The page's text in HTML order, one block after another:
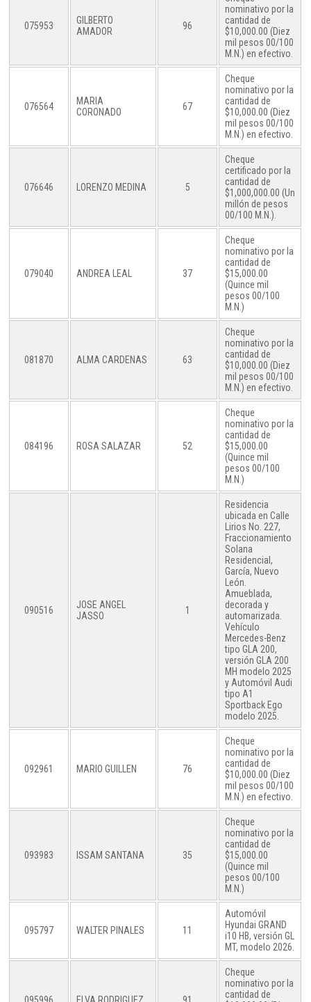
075953
GILBERTO
AMADOR
96
nominativo por la
cantidad de
$10,000.00 (Diez
mil pesos 00/100
M.N.) en efectivo.
076564
MARIA
CORONADO
67
Cheque
nominativo por la
cantidad de
$10,000.00 (Diez
mil pesos 00/100
M.N.) en efectivo.
076646 LORENZO MEDINA 5
Cheque
certificado por la
cantidad de
$1,000,000.00 (Un
millón de pesos
00/100 M.N.).
079040 ANDREA LEAL 37
Cheque
nominativo por la
cantidad de
$15,000.00
(Quince mil
pesos 00/100
M.N.)
081870 ALMA CARDENAS 63
Cheque
nominativo por la
cantidad de
$10,000.00 (Diez
mil pesos 00/100
M.N.) en efectivo.
084196 ROSA SALAZAR 52
Cheque
nominativo por la
cantidad de
$15,000.00
(Quince mil
pesos 00/100
M.N.)
090516
JOSE ANGEL
JASSO
1
Residencia
ubicada en Calle
Lirios No. 227,
Fraccionamiento
Solana
Residencial,
García, Nuevo
León.
Amueblada,
decorada y
automarizada.
Vehículo
Mercedes-Benz
tipo GLA 200,
versión GLA 200
MH modelo 2025
y Automóvil Audi
tipo A1
Sportback Ego
modelo 2025.
092961 MARIO GUILLEN 76
Cheque
nominativo por la
cantidad de
$10,000.00 (Diez
mil pesos 00/100
M.N.) en efectivo.
093983 ISSAM SANTANA 35
Cheque
nominativo por la
cantidad de
$15,000.00
(Quince mil
pesos 00/100
M.N.)
095797 WALTER PINALES 11
Automóvil
Hyundai GRAND
i10 HB, versión GL
MT, modelo 2026.
Cheque
nominativo por la
cantidad de